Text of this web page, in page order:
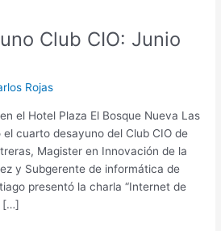
Club CIO: Junio
Rojas
el Hotel Plaza El Bosque Nueva Las
cuarto desayuno del Club CIO de
Magister en Innovación de la
y Subgerente de informática de
presentó la charla “Internet de
[…]